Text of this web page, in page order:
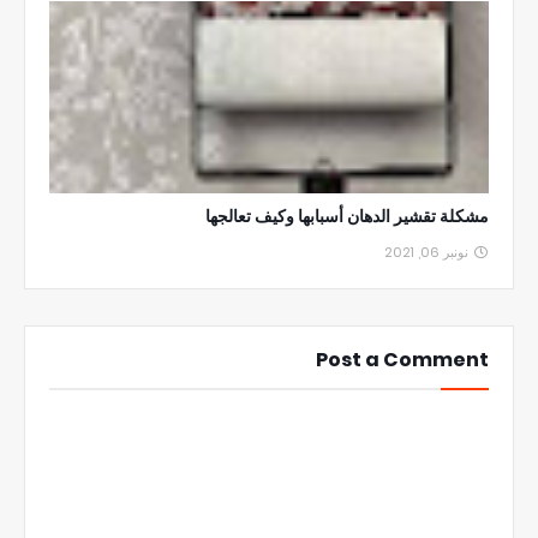
مشكلة تقشير الدهان أسبابها وكيف تعالجها
نونبر 06, 2021
Post a Comment